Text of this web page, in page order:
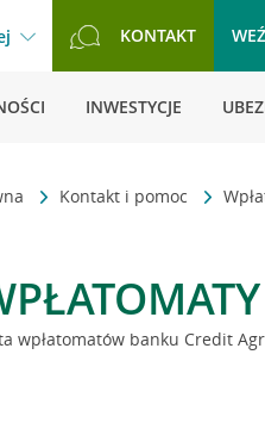
KONTAKT
INWESTYCJE
Kontakt i pomoc
wpłatomatów banku Credit